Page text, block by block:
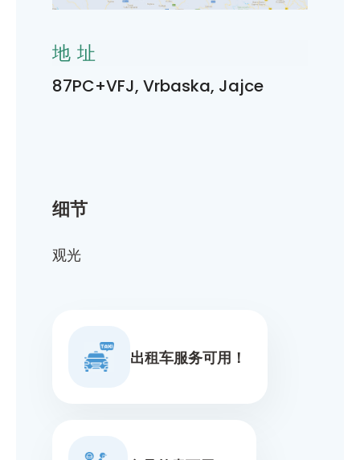
细节
观光
出租车服务可用！
地址
87PC+VFJ, Vrbaska, Jajce